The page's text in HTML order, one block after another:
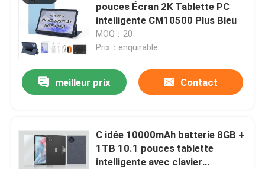
pouces Écran 2K Tablette PC
intelligente CM10500 Plus Bleu
MOQ：20
Prix：enquirable
meilleur prix Contact
C idée 10000mAh batterie 8GB +
1TB 10.1 pouces tablette
intelligente avec clavier